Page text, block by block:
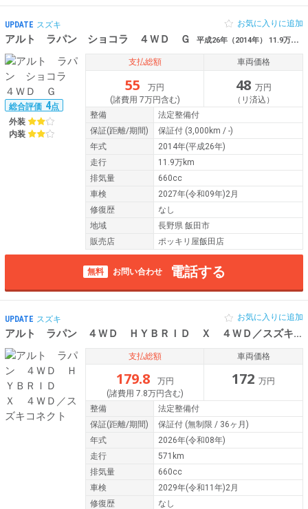
UPDATE スズキ
アルト ラパン ショコラ ４ＷＤ Ｇ 平成26年（2014年） 11.9万km 長野県飯田市
お気に入りに追加
総合評価 4点
外装
内装
支払総額
55
万円
(諸費用 7万円含む)
車両価格
48 万円
（リ済込）
整備
法定整備付
保証(距離/期間) 保証付 (3,000km / -)
年式
2014年(平成26年)
走行
11.9万km
排気量
660cc
車検
2027年(令和09年)2月
修復歴
なし
地域
長野県 飯田市
販売店
ポッキリ屋飯田店
無料 お問い合わせ 電話する
UPDATE スズキ
アルト ラパン ４ＷＤ ＨＹＢＲＩＤ Ｘ ４ＷＤ／スズキコネクト
お気に入りに追加
支払総額
179.8
万円
(諸費用 7.8万円含む)
車両価格
172 万円
整備
法定整備付
保証(距離/期間) 保証付 (無制限 / 36ヶ月)
年式
2026年(令和08年)
走行
571km
排気量
660cc
車検
2029年(令和11年)2月
修復歴
なし